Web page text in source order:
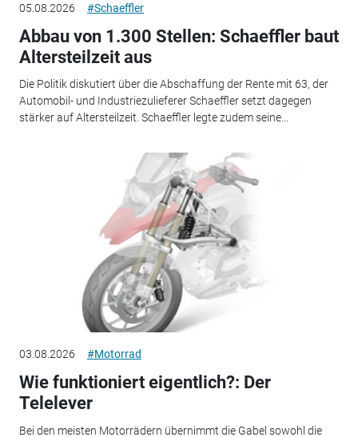
05.08.2026 #Schaeffler
Abbau von 1.300 Stellen: Schaeffler baut
Altersteilzeit aus
Die Politik diskutiert über die Abschaffung der Rente mit 63, der
Automobil- und Industriezulieferer Schaeffler setzt dagegen
stärker auf Altersteilzeit. Schaeffler legte zudem seine...
03.08.2026 #Motorrad
Wie funktioniert eigentlich?: Der
Telelever
Bei den meisten Motorrädern übernimmt die Gabel sowohl die